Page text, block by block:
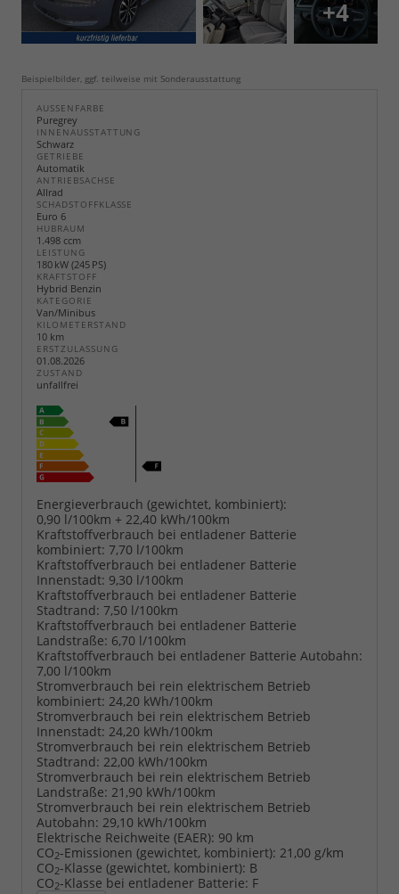
+4
Beispielbilder, ggf. teilweise mit Sonderausstattung
AUSSENFARBE
Puregrey
INNENAUSSTATTUNG
Schwarz
GETRIEBE
Automatik
ANTRIEBSACHSE
Allrad
SCHADSTOFFKLASSE
Euro 6
HUBRAUM
1.498 ccm
LEISTUNG
180 kW (245 PS)
KRAFTSTOFF
Hybrid Benzin
KATEGORIE
Van/Minibus
KILOMETERSTAND
10 km
ERSTZULASSUNG
01.08.2026
ZUSTAND
unfallfrei
Energieverbrauch (gewichtet, kombiniert):
0,90 l/100km + 22,40 kWh/100km
Kraftstoffverbrauch bei entladener Batterie
kombiniert: 7,70 l/100km
Kraftstoffverbrauch bei entladener Batterie
Innenstadt: 9,30 l/100km
Kraftstoffverbrauch bei entladener Batterie
Stadtrand: 7,50 l/100km
Kraftstoffverbrauch bei entladener Batterie
Landstraße: 6,70 l/100km
Kraftstoffverbrauch bei entladener Batterie Autobahn:
7,00 l/100km
Stromverbrauch bei rein elektrischem Betrieb
kombiniert: 24,20 kWh/100km
Stromverbrauch bei rein elektrischem Betrieb
Innenstadt: 24,20 kWh/100km
Stromverbrauch bei rein elektrischem Betrieb
Stadtrand: 22,00 kWh/100km
Stromverbrauch bei rein elektrischem Betrieb
Landstraße: 21,90 kWh/100km
Stromverbrauch bei rein elektrischem Betrieb
Autobahn: 29,10 kWh/100km
Elektrische Reichweite (EAER): 90 km
CO2-Emissionen (gewichtet, kombiniert): 21,00 g/km
CO2-Klasse (gewichtet, kombiniert): B
CO2-Klasse bei entladener Batterie: F